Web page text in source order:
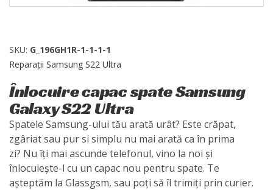
SKU: G_196GH1R-1-1-1-1
Reparații Samsung S22 Ultra
Înlocuire capac spate Samsung
Galaxy S22 Ultra
Spatele Samsung-ului tău arată urât? Este crăpat,
zgâriat sau pur si simplu nu mai arată ca în prima
zi? Nu îți mai ascunde telefonul, vino la noi și
înlocuiește-l cu un capac nou pentru spate. Te
așteptăm la Glassgsm, sau poți să îl trimiți prin curier.